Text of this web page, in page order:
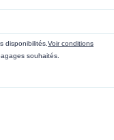
disponibilités. Voir conditions
souhaités.